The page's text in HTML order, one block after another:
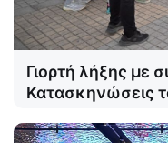
Γιορτή λήξης με
Κατασκηνώσεις